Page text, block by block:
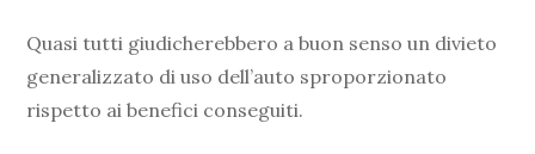
Quasi tutti giudicherebbero a buon senso un divieto
generalizzato di uso dell’auto sproporzionato
rispetto ai benefici conseguiti.